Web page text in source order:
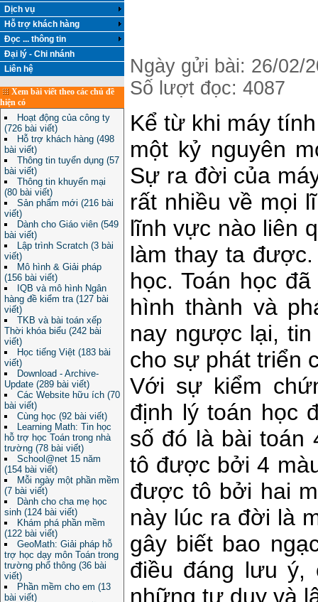
Dịch vụ
Hỗ trợ khách hàng
Đọc ... thông tin
Đại lý - Chi nhánh
Liên hệ
Xem bài viết theo các chủ đề
hiện có
Hoạt động của công ty
(726 bài viết)
Hỗ trợ khách hàng (498
bài viết)
Thông tin tuyển dụng (57
bài viết)
Thông tin khuyến mại
(80 bài viết)
Sản phẩm mới (216 bài
viết)
Dành cho Giáo viên (549
bài viết)
Lập trình Scratch (3 bài
viết)
Mô hình & Giải pháp
(156 bài viết)
IQB và mô hình Ngân
hàng đề kiểm tra (127 bài
viết)
TKB và bài toán xếp
Thời khóa biểu (242 bài
viết)
Học tiếng Việt (183 bài
viết)
Download - Archive-
Update (289 bài viết)
Các Website hữu ích (70
bài viết)
Cùng học (92 bài viết)
Learning Math: Tin học
hỗ trợ học Toán trong nhà
trường (78 bài viết)
School@net 15 năm
(154 bài viết)
Mỗi ngày một phần mềm
(7 bài viết)
Dành cho cha mẹ học
sinh (124 bài viết)
Khám phá phần mềm
(122 bài viết)
GeoMath: Giải pháp hỗ
trợ học dạy môn Toán trong
trường phổ thông (36 bài
viết)
Phần mềm cho em (13
bài viết)
Ngày gửi bài: 26/02/
Số lượt đọc: 4087
Kể từ khi máy
một kỷ nguyên
Sự ra đời của
rất nhiều về mọi
lĩnh vực nào liên
làm thay ta
học. Toán học
hình thành và
nay ngược lại,
cho sự phát triển
Với sự kiểm
định lý toán học
số đó là bài toán
tô được bởi 4
được tô bởi hai
này lúc ra đời là
gây biết bao
điều đáng lưu ý,
những tư duy và